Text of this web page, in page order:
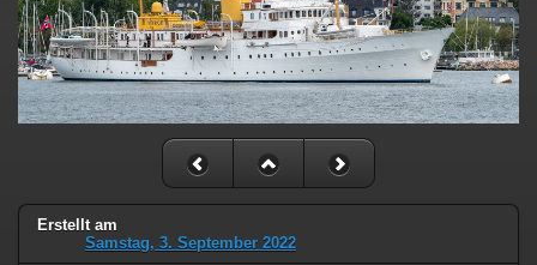
Erstellt am
Samstag, 3. September 2022